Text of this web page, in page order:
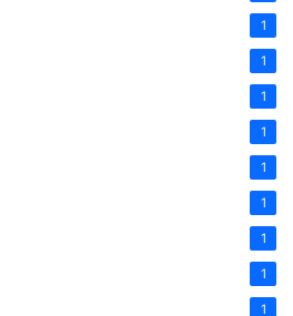
1
1
1
1
1
1
1
1
1